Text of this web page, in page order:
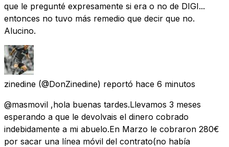
que le pregunté expresamente si era o no de DIGI...
entonces no tuvo más remedio que decir que no.
Alucino.
zinedine (@DonZinedine) reportó hace 6 minutos
@masmovil ,hola buenas tardes.Llevamos 3 meses
esperando a que le devolvais el dinero cobrado
indebidamente a mi abuelo.En Marzo le cobraron 280€
por sacar una línea móvil del contrato(no había